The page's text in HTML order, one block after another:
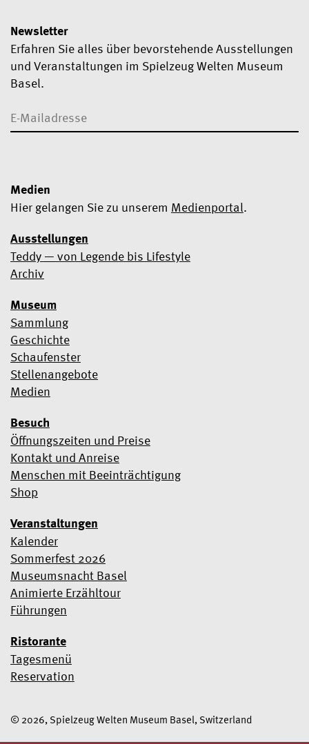
Ausstellungen
Teddy — von Legende bis Lifestyle
Archiv
Museum
Sammlung
Geschichte
Schaufenster
Stellenangebote
Medien
Besuch
Öffnungszeiten und Preise
Kontakt und Anreise
Menschen mit Beeinträchtigung
Shop
Veranstaltungen
Kalender
Sommerfest 2026
Museumsnacht Basel
Animierte Erzähltour
Führungen
Ristorante
Tagesmenü
Reservation
Newsletter
Erfahren Sie alles über bevorstehende Ausstellungen
und Veranstaltungen im Spielzeug Welten Museum
Basel.
Ja, ich möchte den Newsletter abonnieren
klicken, um sich anzumelden, erklären Sie sich damit
einverstanden, dass Ihre Daten zur Verarbeitung an Mailchimp
übermittelt werden.
Datenschutzpraktiken von Mailchimp
Medien
Hier gelangen Sie zu unserem Medienportal.
© 2026, Spielzeug Welten Museum Basel, Switzerland